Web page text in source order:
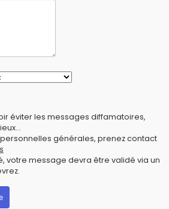
éviter les messages diffamatoires,
générales, prenez contact
votre message devra être validé via un